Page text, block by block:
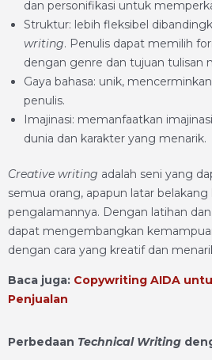
dan personifikasi untuk
Struktur: lebih fleksibel
writing. Penulis dapat memilih
dengan genre dan tujuan tulisan
Gaya bahasa: unik,
penulis.
Imajinasi: memanfaatkan
dunia dan karakter yang menarik.
Creative writing adalah seni yang
semua orang, apapun latar belakang
pengalamannya. Dengan latihan
dapat mengembangkan
dengan cara yang kreatif dan
Baca juga: Copywriting AIDA
Penjualan
Perbedaan Technical Writing